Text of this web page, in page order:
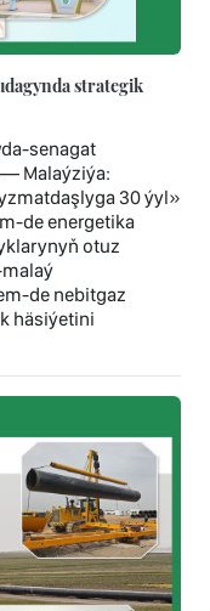
strategik
senagat
Malaýziýa:
30 ýyl»
de energetika
otuz
de nebitgaz
häsiýetini